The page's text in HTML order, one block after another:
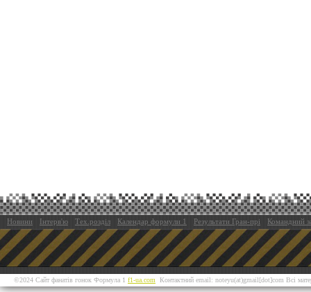
Новини Інтерв'ю Тех.розділ Календар формули 1 Результати Гран-прі Командний
©2024 Сайт фанатів гонок Формула 1 f1-ua.com Контактний email: noteyu(at)gmail[dot]com Всі